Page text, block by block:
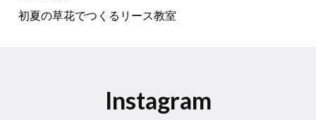
初夏の草花でつくるリース教室
Instagram